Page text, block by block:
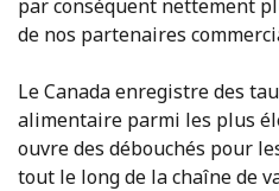
par conséquent nettement
de nos partenaires
Le Canada enregistre des
alimentaire parmi les plus
ouvre des débouchés pour
tout le long de la chaîne de